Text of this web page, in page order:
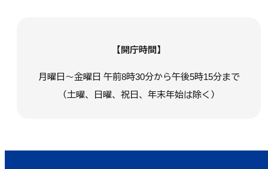
【開庁時間】
月曜日～金曜日 午前8時30分から午後5時15分まで
（土曜、日曜、祝日、年末年始は除く）